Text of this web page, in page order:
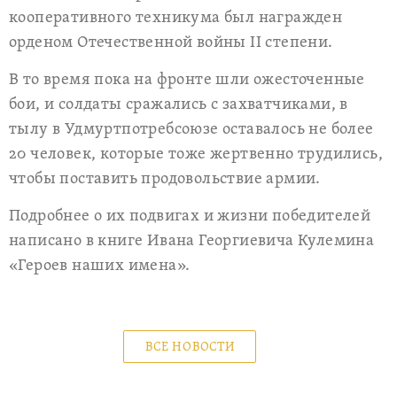
кооперативного техникума был награжден
орденом Отечественной войны II степени.
В то время пока на фронте шли ожесточенные
бои, и солдаты сражались с захватчиками, в
тылу в Удмуртпотребсоюзе оставалось не более
20 человек, которые тоже жертвенно трудились,
чтобы поставить продовольствие армии.
Подробнее о их подвигах и жизни победителей
написано в книге Ивана Георгиевича Кулемина
«Героев наших имена».
ВСЕ НОВОСТИ